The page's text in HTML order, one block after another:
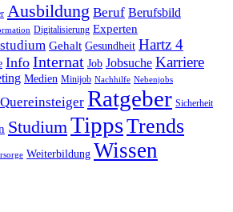
Ausbildung Beruf Berufsbild
Digitalisierung Experten
Gehalt Gesundheit Hartz 4
Info Internat Job Jobsuche Karriere
Medien Minijob Nachhilfe Nebenjobs
Quereinsteiger Ratgeber Sicherheit
StudiumTippsTrends
Weiterbildung Wissen